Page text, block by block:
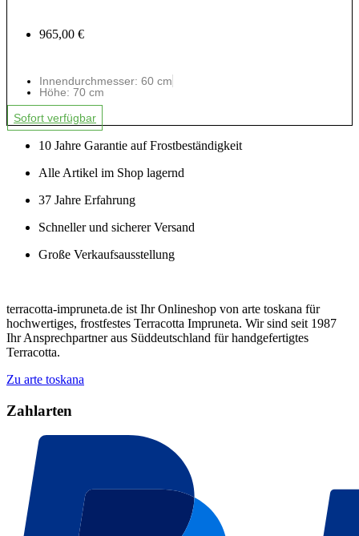
965,00 €
Innendurchmesser: 60 cm
Höhe: 70 cm
Sofort verfügbar
10 Jahre Garantie auf Frostbeständigkeit
Alle Artikel im Shop lagernd
37 Jahre Erfahrung
Schneller und sicherer Versand
Große Verkaufsausstellung
terracotta-impruneta.de ist Ihr Onlineshop von arte toskana für
hochwertiges, frostfestes Terracotta Impruneta. Wir sind seit 1987
Ihr Ansprechpartner aus Süddeutschland für handgefertigtes
Terracotta.
Zu arte toskana
Zahlarten